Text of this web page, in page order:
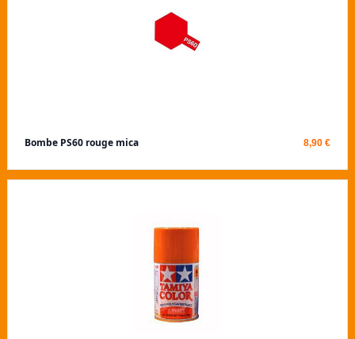
Bombe PS60 rouge mica 8,90 €